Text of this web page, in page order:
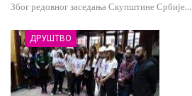
Због редовног заседања Скупштине Србије…
ДРУШТВО